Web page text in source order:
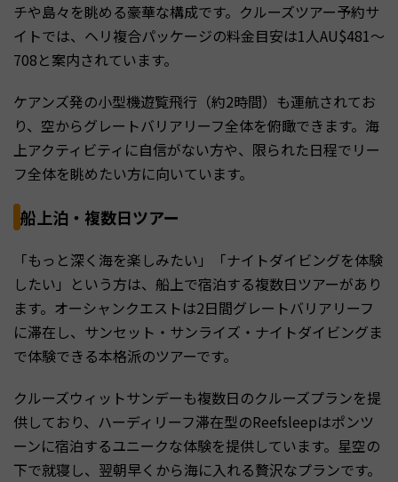
チや島々を眺める豪華な構成です。クルーズツアー予約サ
イトでは、ヘリ複合パッケージの料金目安は1人AU$481〜
708と案内されています。
ケアンズ発の小型機遊覧飛行（約2時間）も運航されてお
り、空からグレートバリアリーフ全体を俯瞰できます。海
上アクティビティに自信がない方や、限られた日程でリー
フ全体を眺めたい方に向いています。
船上泊・複数日ツアー
「もっと深く海を楽しみたい」「ナイトダイビングを体験
したい」という方は、船上で宿泊する複数日ツアーがあり
ます。オーシャンクエストは2日間グレートバリアリーフ
に滞在し、サンセット・サンライズ・ナイトダイビングま
で体験できる本格派のツアーです。
クルーズウィットサンデーも複数日のクルーズプランを提
供しており、ハーディリーフ滞在型のReefsleepはポンツ
ーンに宿泊するユニークな体験を提供しています。星空の
下で就寝し、翌朝早くから海に入れる贅沢なプランです。